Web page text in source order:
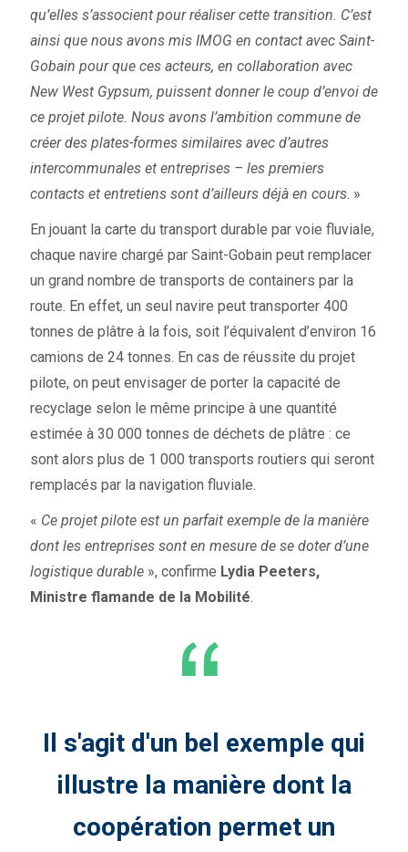
qu’elles s’associent pour réaliser cette transition. C’est
ainsi que nous avons mis IMOG en contact avec Saint-
Gobain pour que ces acteurs, en collaboration avec
New West Gypsum, puissent donner le coup d’envoi de
ce projet pilote. Nous avons l’ambition commune de
créer des plates-formes similaires avec d’autres
intercommunales et entreprises – les premiers
contacts et entretiens sont d’ailleurs déjà en cours. »
En jouant la carte du transport durable par voie fluviale,
chaque navire chargé par Saint-Gobain peut remplacer
un grand nombre de transports de containers par la
route. En effet, un seul navire peut transporter 400
tonnes de plâtre à la fois, soit l’équivalent d’environ 16
camions de 24 tonnes. En cas de réussite du projet
pilote, on peut envisager de porter la capacité de
recyclage selon le même principe à une quantité
estimée à 30 000 tonnes de déchets de plâtre : ce
sont alors plus de 1 000 transports routiers qui seront
remplacés par la navigation fluviale.
« Ce projet pilote est un parfait exemple de la manière
dont les entreprises sont en mesure de se doter d’une
logistique durable », confirme Lydia Peeters,
Ministre flamande de la Mobilité.
Il s'agit d'un bel exemple qui
illustre la manière dont la
coopération permet un